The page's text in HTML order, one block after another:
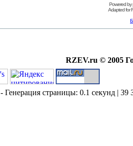
Powered by
Adapted for
RZEV.ru © 2005
- Генерация страницы: 0.1 секунд |